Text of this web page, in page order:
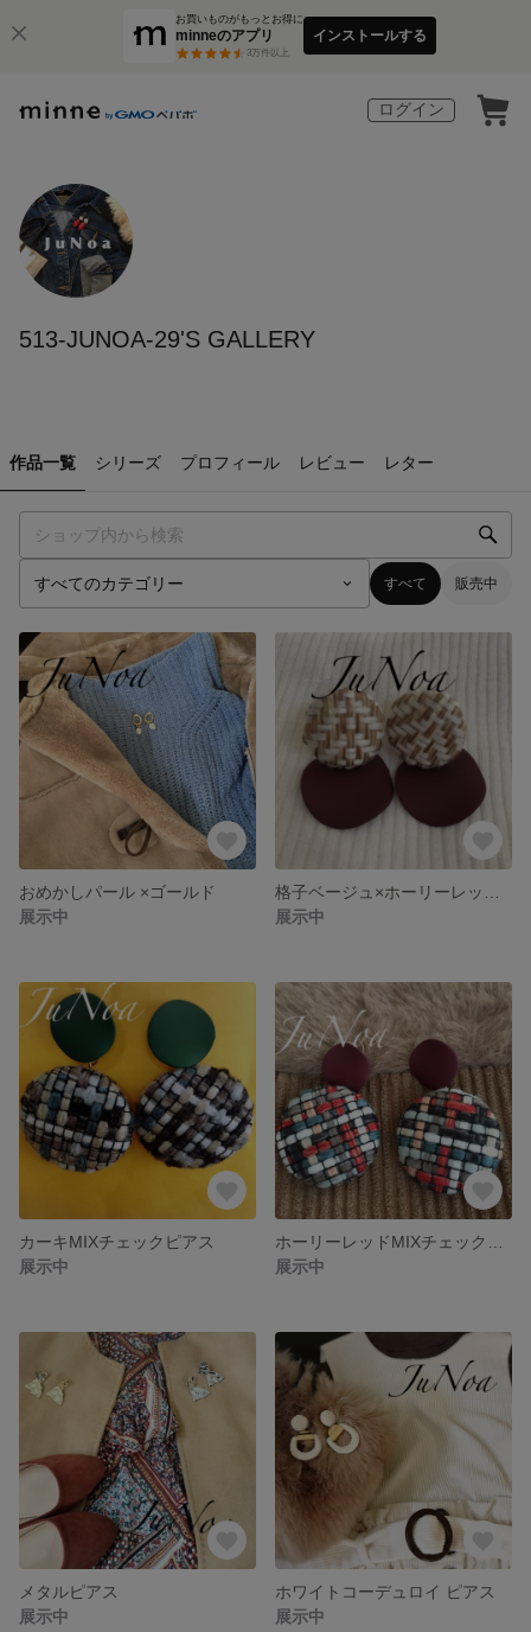
お買いものがもっとお得に
minneのアプリ
3万件以上
インストールする
ログイン
513-JUNOA-29'S GALLERY
作品一覧 シリーズ プロフィール レビュー レター
すべて 販売中
おめかしパール ×ゴールド
展示中
展示中
カーキMIXチェックピアス
展示中
展示中
メタルピアス
展示中
ホワイトコーデュロイ ピアス
展示中